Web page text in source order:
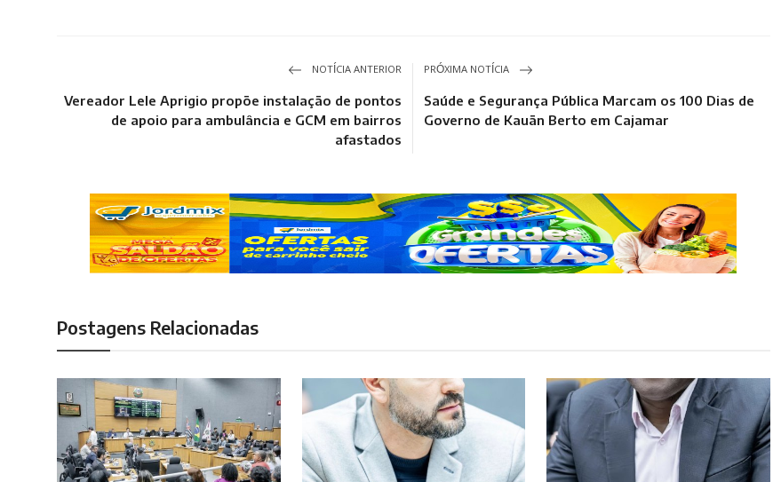
NOTÍCIA ANTERIOR
Vereador Lele Aprigio propõe instalação de pontos
de apoio para ambulância e GCM em bairros
afastados
PRÓXIMA NOTÍCIA
Saúde e Segurança Pública Marcam os 100 Dias de
Governo de Kauãn Berto em Cajamar
Postagens Relacionadas